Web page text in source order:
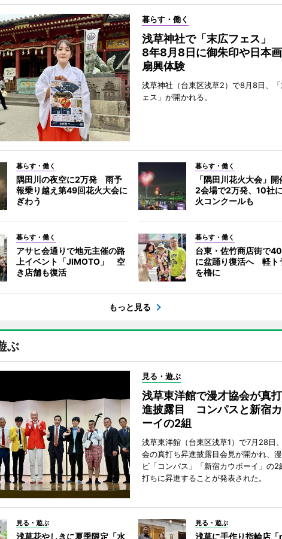
暮らす・働く
浅草神社で「末広フェス」
8年8月8日に御朱印や日本
扇興体験
浅草神社（台東区浅草2）で8月8日、「
ェス」が開かれる。
暮らす・働く
隅田川の夜空に2万発 雨予
報乗り越え第49回花火大会に
ぎわう
暮らす・働く
「隅田川花火大会」開
2会場で2万発、10社
火コンクールも
暮らす・働く
アサヒ会通りで地元主催の路
上イベント「JIMOTO」 空
き店舗も復活
暮らす・働く
台東・佐竹商店街で
に盆踊り復活へ 軽ト
を櫓に
もっと見る
ぶ
見る・遊ぶ
浅草東洋館で漫才協会が真
進披露目 コンパスと新宿
ーイの2組
浅草東洋館（台東区浅草1）で7月28日
会の真打ち昇進披露目会見が開かれ、
ビ「コンパス」「新宿カウボーイ」の2
打ちに昇進することが発表された。
見る・遊ぶ
浅草花やしきに夏季限定「水
見る・遊ぶ
浅草に手作り指輪店